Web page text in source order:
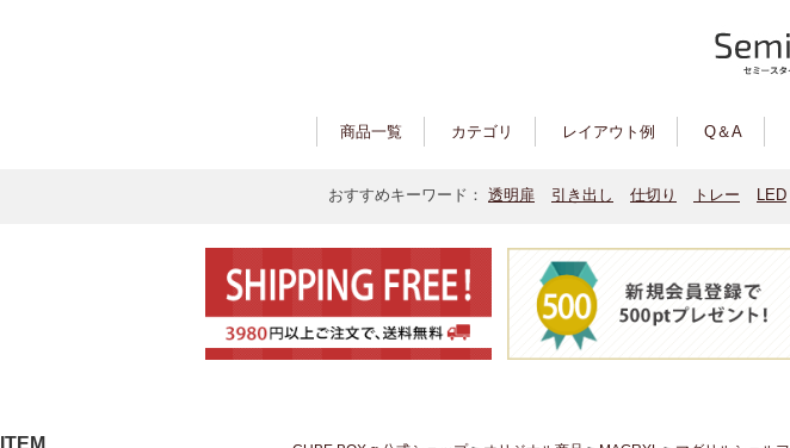
商品一覧 カテゴリ レイアウト例 Q＆A
おすすめキーワード： 透明扉 引き出し 仕切り トレー LED